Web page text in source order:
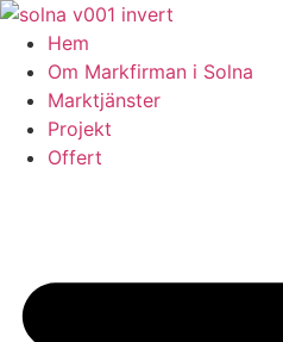
Skip
content
Hem
Om Markfirman i Solna
Marktjänster
Projekt
Offert